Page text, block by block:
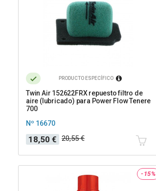
PRODUCTO ESPECÍFICO
Twin Air 152622FRX repuesto filtro de
aire (lubricado) para Power Flow Tenere
700
Nº 16670
Precio
18,50 €
Precio
base
20,55 €
-15%